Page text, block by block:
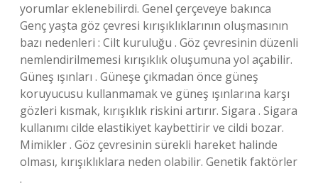
yorumlar eklenebilirdi. Genel çerçeveye bakınca
Genç yaşta göz çevresi kırışıklıklarının oluşmasının
bazı nedenleri : Cilt kuruluğu . Göz çevresinin düzenli
nemlendirilmemesi kırışıklık oluşumuna yol açabilir.
Güneş ışınları . Güneşe çıkmadan önce güneş
koruyucusu kullanmamak ve güneş ışınlarına karşı
gözleri kısmak, kırışıklık riskini artırır. Sigara . Sigara
kullanımı cilde elastikiyet kaybettirir ve cildi bozar.
Mimikler . Göz çevresinin sürekli hareket halinde
olması, kırışıklıklara neden olabilir. Genetik faktörler
.